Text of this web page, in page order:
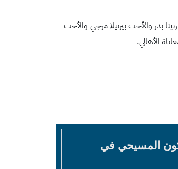
بدر والأخت بيرتيلا مرجي والأخت
الأهالي.
المسيحي في